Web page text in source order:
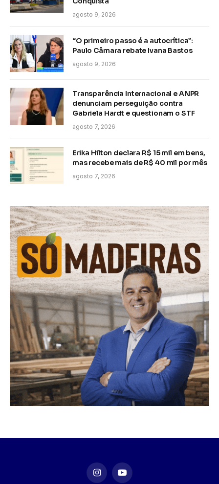
agosto 9, 2026
“O primeiro passo é a autocrítica”:
Paulo Câmara rebate Ivana Bastos
agosto 9, 2026
Transparência Internacional e ANPR
denunciam perseguição contra
Gabriela Hardt e questionam o STF
agosto 7, 2026
Erika Hilton declara R$ 15 mil em bens,
mas recebe mais de R$ 40 mil por mês
agosto 7, 2026
InstagramYouTube